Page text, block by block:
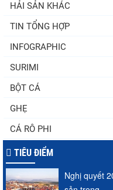
HẢI SẢN KHÁC
TIN TỔNG HỢP
INFOGRAPHIC
SURIMI
BỘT CÁ
GHẸ
CÁ RÔ PHI
TIÊU ĐIỂM
Nghị quyết